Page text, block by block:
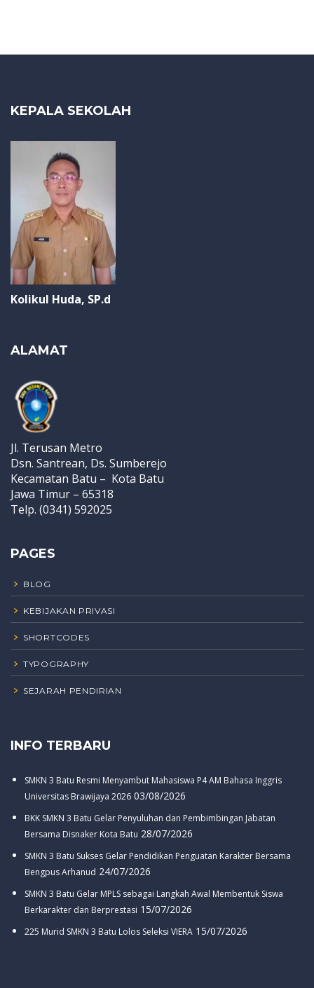
KEPALA SEKOLAH
Kolikul Huda, SP.d
ALAMAT
Jl. Terusan Metro
Dsn. Santrean, Ds. Sumberejo
Kecamatan Batu – Kota Batu
Jawa Timur – 65318
Telp. (0341) 592025
PAGES
BLOG
KEBIJAKAN PRIVASI
SHORTCODES
TYPOGRAPHY
SEJARAH PENDIRIAN
INFO TERBARU
SMKN 3 Batu Resmi Menyambut Mahasiswa P4 AM Bahasa Inggris
Universitas Brawijaya 2026 03/08/2026
BKK SMKN 3 Batu Gelar Penyuluhan dan Pembimbingan Jabatan
Bersama Disnaker Kota Batu 28/07/2026
SMKN 3 Batu Sukses Gelar Pendidikan Penguatan Karakter Bersama
Bengpus Arhanud 24/07/2026
SMKN 3 Batu Gelar MPLS sebagai Langkah Awal Membentuk Siswa
Berkarakter dan Berprestasi 15/07/2026
225 Murid SMKN 3 Batu Lolos Seleksi VIERA 15/07/2026